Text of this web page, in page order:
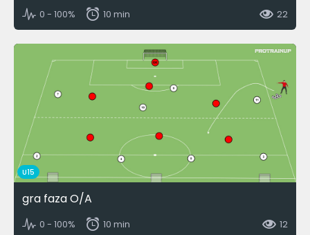
0 - 100% 10 min 22
U15
gra faza O/A
0 - 100% 10 min 12